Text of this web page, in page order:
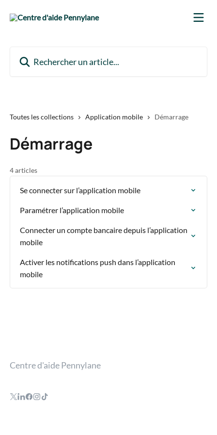
Toutes les collections Application mobile Démarrage
Démarrage
4 articles
Se connecter sur l’application mobile
Paramétrer l’application mobile
Connecter un compte bancaire depuis l’application
mobile
Activer les notifications push dans l’application
mobile
Centre d'aide Pennylane